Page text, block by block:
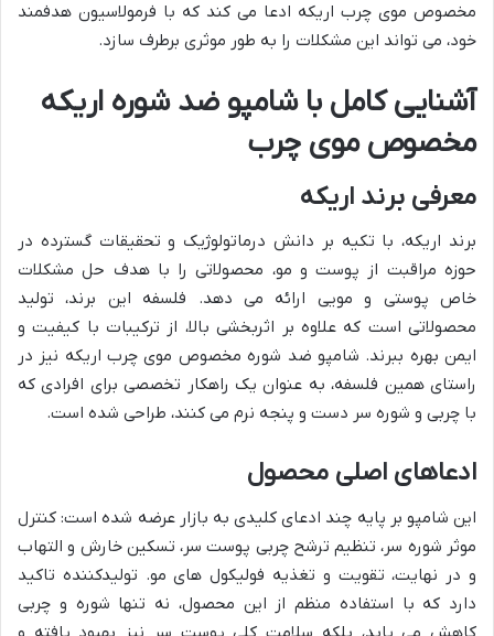
مخصوص موی چرب اریکه ادعا می کند که با فرمولاسیون هدفمند
خود، می تواند این مشکلات را به طور موثری برطرف سازد.
آشنایی کامل با شامپو ضد شوره اریکه
مخصوص موی چرب
معرفی برند اریکه
برند اریکه، با تکیه بر دانش درماتولوژیک و تحقیقات گسترده در
حوزه مراقبت از پوست و مو، محصولاتی را با هدف حل مشکلات
خاص پوستی و مویی ارائه می دهد. فلسفه این برند، تولید
محصولاتی است که علاوه بر اثربخشی بالا، از ترکیبات با کیفیت و
ایمن بهره ببرند. شامپو ضد شوره مخصوص موی چرب اریکه نیز در
راستای همین فلسفه، به عنوان یک راهکار تخصصی برای افرادی که
با چربی و شوره سر دست و پنجه نرم می کنند، طراحی شده است.
ادعاهای اصلی محصول
این شامپو بر پایه چند ادعای کلیدی به بازار عرضه شده است: کنترل
موثر شوره سر، تنظیم ترشح چربی پوست سر، تسکین خارش و التهاب
و در نهایت، تقویت و تغذیه فولیکول های مو. تولیدکننده تاکید
دارد که با استفاده منظم از این محصول، نه تنها شوره و چربی